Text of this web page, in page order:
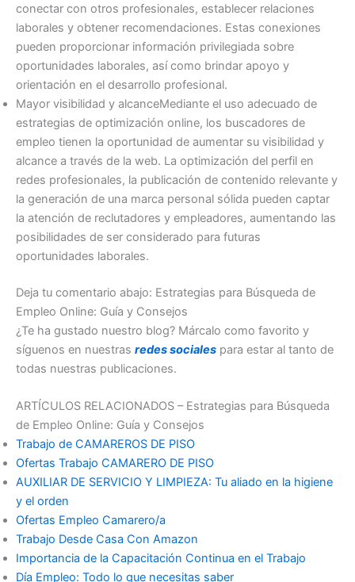
conectar con otros profesionales, establecer relaciones
laborales y obtener recomendaciones. Estas conexiones
pueden proporcionar información privilegiada sobre
oportunidades laborales, así como brindar apoyo y
orientación en el desarrollo profesional.
Mayor visibilidad y alcanceMediante el uso adecuado de
estrategias de optimización online, los buscadores de
empleo tienen la oportunidad de aumentar su visibilidad y
alcance a través de la web. La optimización del perfil en
redes profesionales, la publicación de contenido relevante y
la generación de una marca personal sólida pueden captar
la atención de reclutadores y empleadores, aumentando las
posibilidades de ser considerado para futuras
oportunidades laborales.
Deja tu comentario abajo: Estrategias para Búsqueda de
Empleo Online: Guía y Consejos
¿Te ha gustado nuestro blog? Márcalo como favorito y
síguenos en nuestras redes sociales para estar al tanto de
todas nuestras publicaciones.
ARTÍCULOS RELACIONADOS – Estrategias para Búsqueda
de Empleo Online: Guía y Consejos
Trabajo de CAMAREROS DE PISO
Ofertas Trabajo CAMARERO DE PISO
AUXILIAR DE SERVICIO Y LIMPIEZA: Tu aliado en la higiene
y el orden
Ofertas Empleo Camarero/a
Trabajo Desde Casa Con Amazon
Importancia de la Capacitación Continua en el Trabajo
Día Empleo: Todo lo que necesitas saber